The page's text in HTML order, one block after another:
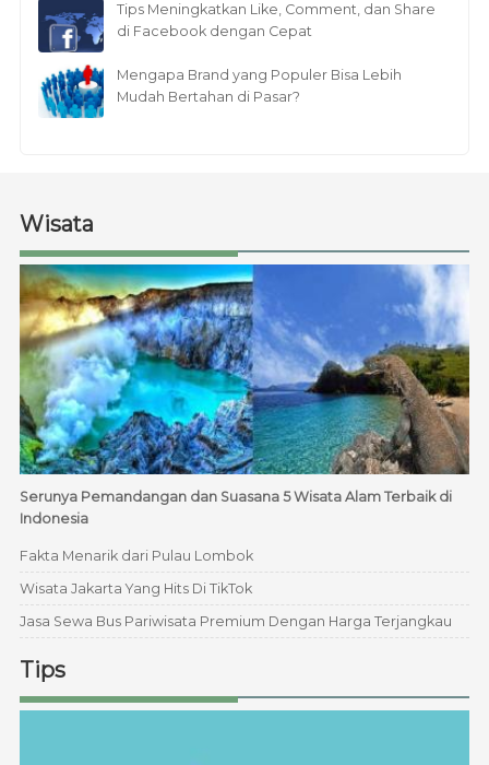
Tips Meningkatkan Like, Comment, dan Share
di Facebook dengan Cepat
Mengapa Brand yang Populer Bisa Lebih
Mudah Bertahan di Pasar?
Wisata
Serunya Pemandangan dan Suasana 5 Wisata Alam Terbaik di
Indonesia
Fakta Menarik dari Pulau Lombok
Wisata Jakarta Yang Hits Di TikTok
Jasa Sewa Bus Pariwisata Premium Dengan Harga Terjangkau
Tips